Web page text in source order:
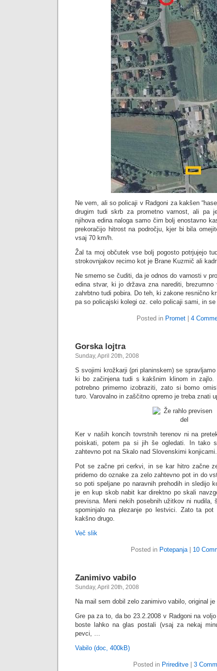
Ne vem, ali so policaji v Radgoni za kakšen
drugim tudi skrb za prometno varnost, ali pa
njihova edina naloga samo čim bolj enostavno
prekoračijo hitrost na področju, kjer bi bila
vsaj 70 km/h.
Žal ta moj občutek vse bolj pogosto potrjujejo
strokovnjakov recimo kot je Brane Kuzmič ali
Ne smemo se čuditi, da je odnos do varnosti v
edina stvar, ki jo država zna narediti,
zahrbtno tudi pobira. Do teh, ki zakone resnično
pa so policajski kolegi oz. celo policaji sami, in
Posted in Promet| 4
Gorska lojtra
Sunday, April 20th, 2008
S svojimi krožkarji (pri planinskem) se
ki bo začinjena tudi s kakšnim klinom in zajlo.
potrebno primerno izobraziti, zato si bomo
turo. Varovalno in zaščitno opremo je treba znati
Ker v naših koncih tovrstnih terenov ni na
poiskati, potem pa si jih še ogledati. In tako
zahtevno pot na Skalo nad Slovenskimi konjicami.
Pot se začne pri cerkvi, in se kar hitro začne
pridemo do oznake za zelo zahtevno pot in do
so poti speljane po naravnih prehodih in sledijo
je en kup skob nabit kar direktno po skali
previsna. Meni nekih posebnih užitkov ni nudila,
spominjalo na plezanje po lestvici. Zato ta pot
kakšno drugo.
Več slik
Posted in Potepanja| 10
Zanimivo vabilo
Sunday, April 20th, 2008
Na mail sem dobil zelo zanimivo vabilo, original
Gre pa za to, da bo 23.2.2008 v Radgoni na
boste lahko na glas postali (vsaj za nekaj
pevci, …
Vabilo (doc, 400kB)
Posted in Prireditve 3